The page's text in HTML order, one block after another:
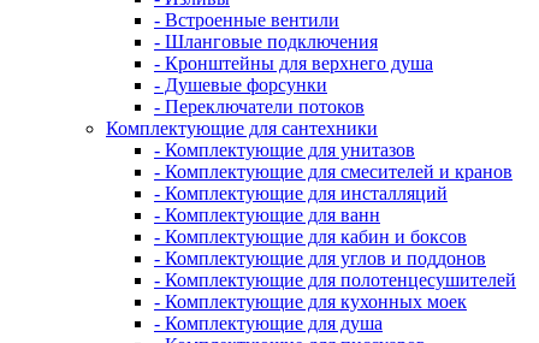
- Встроенные вентили
- Шланговые подключения
- Кронштейны для верхнего душа
- Душевые форсунки
- Переключатели потоков
Комплектующие для сантехники
- Комплектующие для унитазов
- Комплектующие для смесителей и кранов
- Комплектующие для инсталляций
- Комплектующие для ванн
- Комплектующие для кабин и боксов
- Комплектующие для углов и поддонов
- Комплектующие для полотенцесушителей
- Комплектующие для кухонных моек
- Комплектующие для душа